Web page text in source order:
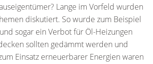
Lange im Vorfeld wurden
diskutiert. So wurde zum Beispiel
sogar ein Verbot für Öl-Heizungen
sollten gedämmt werden und
Einsatz erneuerbarer Energien waren